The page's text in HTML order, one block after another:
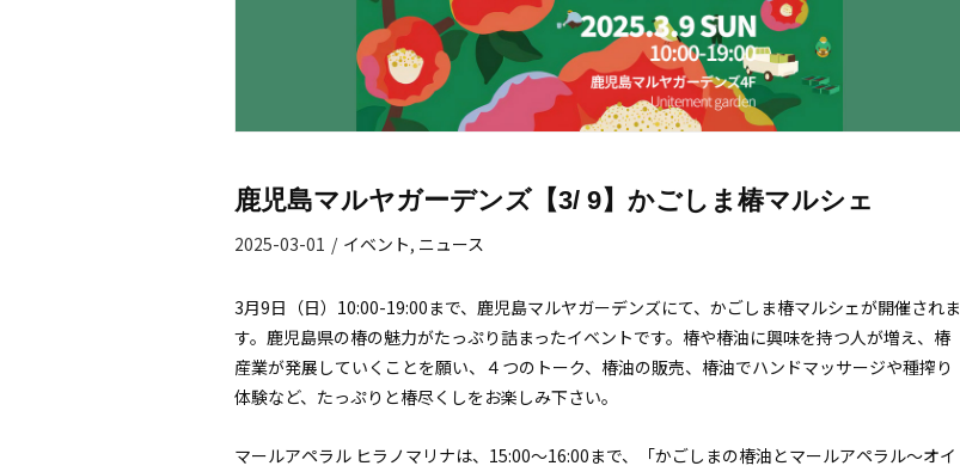
鹿児島マルヤガーデンズ【3/ 9】かごしま椿マルシェ
2025-03-01 / イベント, ニュース
3月9日（日）10:00-19:00まで、鹿児島マルヤガーデンズにて、かごしま椿マルシェが開催されま
す。 鹿児島県の椿の魅力がたっぷり詰まったイベントです。椿や椿油に興味を持つ人が増え、椿
産業が発展していくことを願い、４つのトーク、椿油の販売、椿油でハンドマッサージや種搾り
体験など、たっぷりと椿尽くしをお楽しみ下さい。
マールアペラル ヒラノマリナは、15:00〜16:00まで、「かごしまの椿油とマールアペラル〜オイ